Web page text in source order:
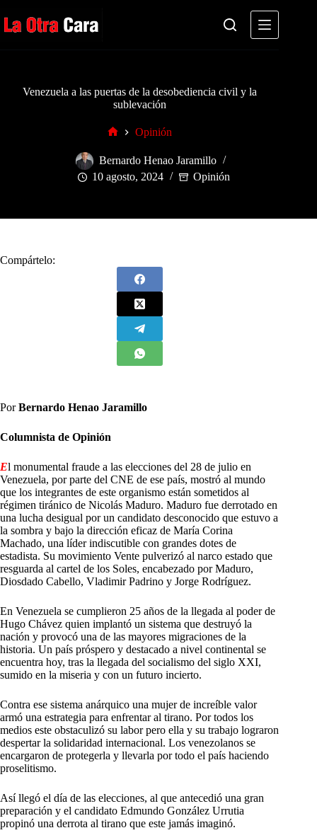
al
contenido
Venezuela a las puertas de la desobediencia civil y la
sublevación
Opinión
Bernardo Henao Jaramillo
10 agosto, 2024
Opinión
Compártelo:
PorBernardo Henao Jaramillo
Columnista de Opinión
El monumental fraude a las elecciones del 28 de julio en
Venezuela, por parte del CNE de ese país, mostró al mundo
que los integrantes de este organismo están sometidos al
régimen tiránico de Nicolás Maduro. Maduro fue derrotado en
una lucha desigual por un candidato desconocido que estuvo a
la sombra y bajo la dirección eficaz de María Corina
Machado, una líder indiscutible con grandes dotes de
estadista. Su movimiento Vente pulverizó al narco estado que
resguarda al cartel de los Soles, encabezado por Maduro,
Diosdado Cabello, Vladimir Padrino y Jorge Rodríguez.
En Venezuela se cumplieron 25 años de la llegada al poder de
Hugo Chávez quien implantó un sistema que destruyó la
nación y provocó una de las mayores migraciones de la
historia. Un país próspero y destacado a nivel continental se
encuentra hoy, tras la llegada del socialismo del siglo XXI,
sumido en la miseria y con un futuro incierto.
Contra ese sistema anárquico una mujer de increíble valor
armó una estrategia para enfrentar al tirano. Por todos los
medios este obstaculizó su labor pero ella y su trabajo lograron
despertar la solidaridad internacional. Los venezolanos se
encargaron de protegerla y llevarla por todo el país haciendo
proselitismo.
Así llegó el día de las elecciones, al que antecedió una gran
preparación y el candidato Edmundo González Urrutia
propinó una derrota al tirano que este jamás imaginó.